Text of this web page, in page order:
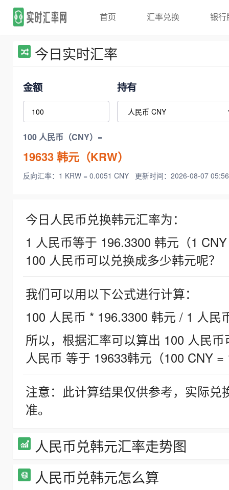
首页 汇率兑换 银行
今日实时汇率
金额 持有
100 人民币（CNY）=
19633韩元（KRW）
反向汇率：1 KRW = 0.0051 CNY 更新时间：2026-08-07
今日人民币兑换韩元汇率为：
1 人民币等于 196.3300 韩元（1
100 人民币可以兑换成多少韩元呢？
我们可以用以下公式进行计算：
100 人民币 * 196.3300 韩元 / 1 人民
所以，根据汇率可以算出 100 人民
人民币 等于 19633韩元（100 CNY =
注意：此计算结果仅供参考，实际
准。
人民币兑韩元汇率走势图
人民币兑韩元怎么算